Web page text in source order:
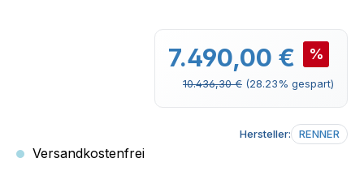
Verkaufspreis:
7.490,00 € %
Regulärer Preis:
10.436,30 € (28.23% gespart)
Hersteller: RENNER
Versandkostenfrei